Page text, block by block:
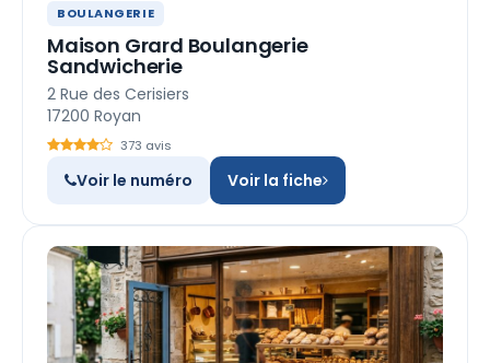
BOULANGERIE
Maison Grard Boulangerie
Sandwicherie
2 Rue des Cerisiers
17200 Royan
373 avis
Voir le numéro Voir la fiche